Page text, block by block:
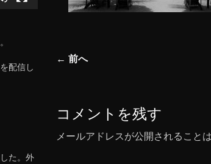
← 前へ
コメントを残す
メールアドレスが公開されること
配信し
た。外